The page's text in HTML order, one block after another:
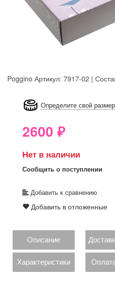
Poggino Артикул: 7917-02 |
Определите свой размер
2600 ₽
Нет в наличии
Сообщить о поступлении
Добавить к сравнению
Добавить в отложенные
Описание
Характеристики